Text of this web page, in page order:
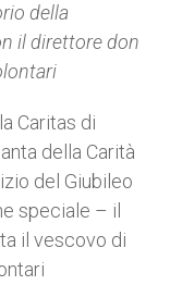
della
il direttore don
Caritas di
della Carità
del Giubileo
speciale – il
il vescovo di